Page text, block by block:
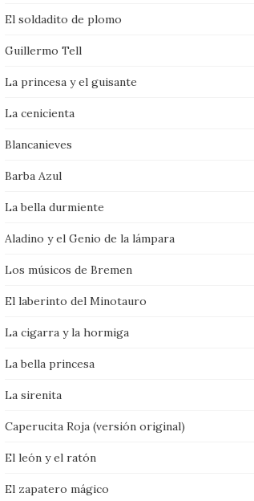
El soldadito de plomo
Guillermo Tell
La princesa y el guisante
La cenicienta
Blancanieves
Barba Azul
La bella durmiente
Aladino y el Genio de la lámpara
Los músicos de Bremen
El laberinto del Minotauro
La cigarra y la hormiga
La bella princesa
La sirenita
Caperucita Roja (versión original)
El león y el ratón
El zapatero mágico